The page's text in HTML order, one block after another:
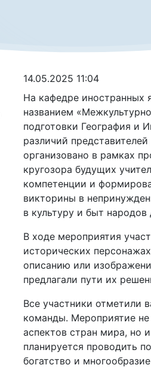
14.05.2025 11:04
На кафедре иностранных
названием
подготовки География и
различий
организовано в рамках
кругозора будущих
компетенции и
викторины в
в культуру и быт
В ходе мероприятия
исторических
описанию или
предлагали пути их
Все участники отметили
команды. Мероприятие не
аспектов стран мира, но
планируется проводить
богатство и